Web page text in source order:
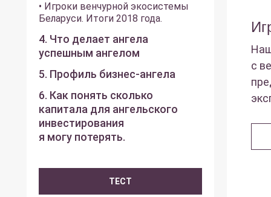
ТЕСТ
• Игроки венчурной экосистемы
Беларуси. Итоги 2018 года.
4. Что делает ангела
успешным ангелом
5. Профиль бизнес-ангела
6. Как понять сколько
капитала для ангельского
инвестирования
я могу потерять.
с